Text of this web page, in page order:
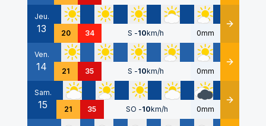
Jeu.
13 20 34 S -10km/h 0mm Détails
Ven.
14 21 35 S -10km/h 0mm Détails
Sam.
15 21 35 SO -10km/h 0mm Détails